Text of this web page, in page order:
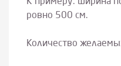
ровно 500 см.
Количество